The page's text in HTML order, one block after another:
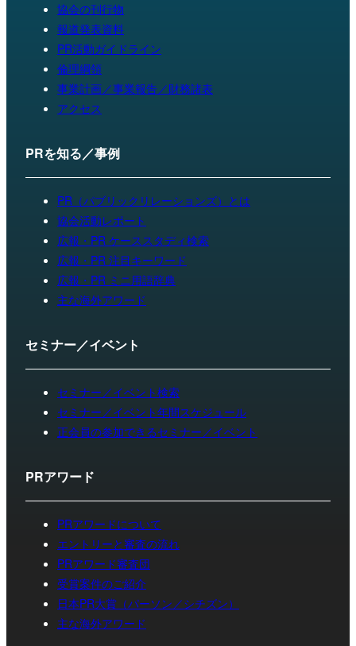
協会の刊行物
報道発表資料
PR活動ガイドライン
倫理綱領
事業計画／事業報告／財務諸表
アクセス
PRを知る／事例
PR（パブリックリレーションズ）とは
協会活動レポート
広報・PR ケーススタディ検索
広報・PR 注目キーワード
広報・PR ミニ用語辞典
主な海外アワード
セミナー／イベント
セミナー／イベント検索
セミナー／イベント年間スケジュール
正会員の参加できるセミナー／イベント
PRアワード
PRアワードについて
エントリーと審査の流れ
PRアワード審査団
受賞案件のご紹介
日本PR大賞（パーソン／シチズン）
主な海外アワード